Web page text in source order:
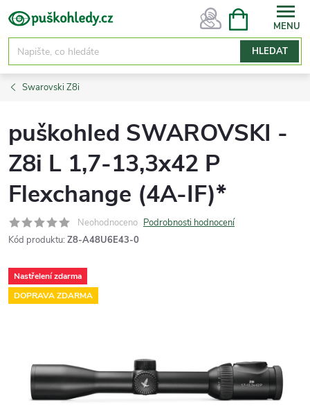
Přejít
na
obsah
HLEDAT
NÁKUPNÍ
Swarovski Z8i
puškohled SWAROVSKI -
Z8i L 1,7-13,3x42 P
Flexchange (4A-IF)*
Neohodnoceno Podrobnosti hodnocení
Kód produktu: Z8-A48U6E43-0
Nastřelení zdarma
DOPRAVA ZDARMA